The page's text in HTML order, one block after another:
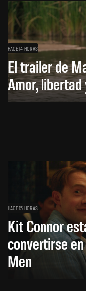
HACE 14 HORAS
El trailer de
Amor,
HACE 15 HORAS
Kit Connor
convertirse
Men